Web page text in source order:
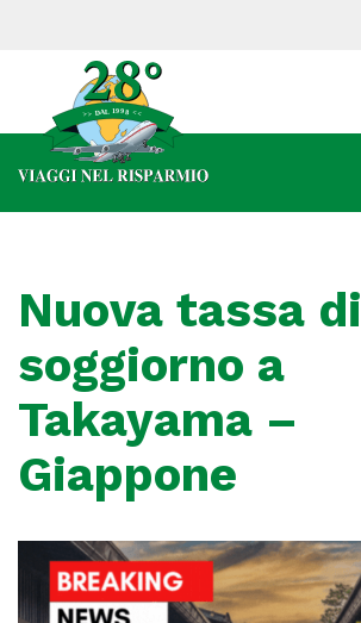
Nuova tassa di
soggiorno a
Takayama –
Giappone